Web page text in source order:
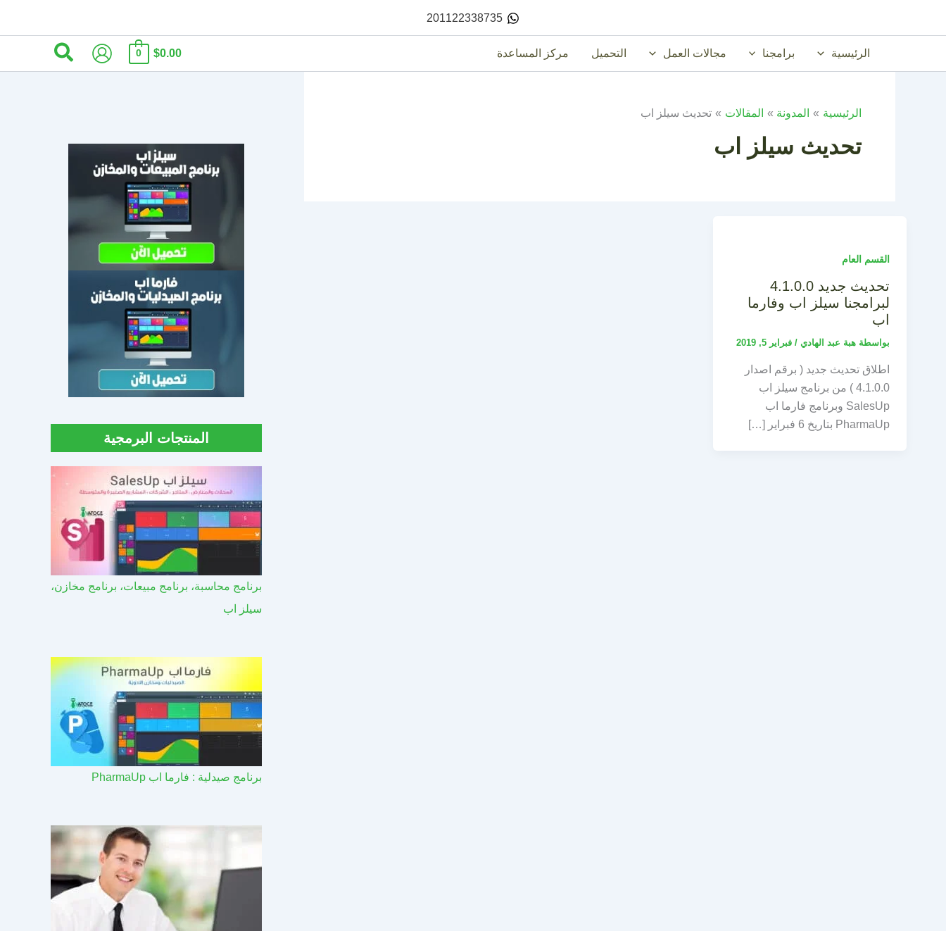
201122338735
الرئيسية برامجنا مجالات العمل التحميل مركز المساعدة $0.00
0 البحث
الرئيسية المدونة المقالات تحديث سيلز اب
تحديث سيلز اب
القسم العام
تحديث جديد 4.1.0.0
لبرامجنا سيلز اب وفارما
اب
بواسطة هبة عبد الهادي / فبراير 5, 2019
اطلاق تحديث جديد ( برقم اصدار
4.1.0.0 ) من برنامج سيلز اب
SalesUp وبرنامج فارما اب
PharmaUp بتاريخ 6 فبراير […]
المنتجات البرمجية
برنامج محاسبة، برنامج مبيعات، برنامج مخازن،
سيلز اب
برنامج صيدلية : فارما اب PharmaUp​